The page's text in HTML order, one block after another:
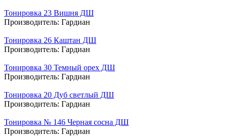
Тонировка 23 Вишня ДШ
Производитель: Гардиан
Тонировка 26 Каштан ДШ
Производитель: Гардиан
Тонировка 30 Темный орех ДШ
Производитель: Гардиан
Тонировка 20 Дуб светлый ДШ
Производитель: Гардиан
Тонировка № 146 Черная сосна ДШ
Производитель: Гардиан